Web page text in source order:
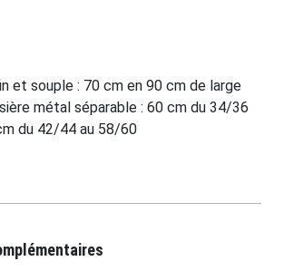
et souple : 70 cm en 90 cm de large
métal séparable : 60 cm du 34/36
du 42/44 au 58/60